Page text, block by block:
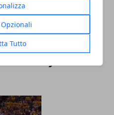
Tutto
il vorticoso e
LeBron James